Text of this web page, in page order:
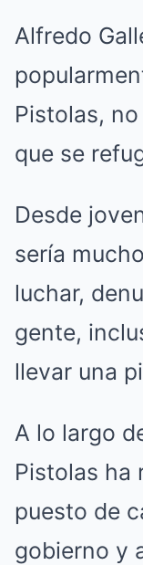
Alfredo
Pistolas,
que se
Desde
sería
luchar,
gente,
llevar una
A lo largo
Pistolas ha
puesto de
gobierno y